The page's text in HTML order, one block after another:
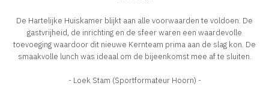
De Hartelijke Huiskamer blijkt aan alle voorwaarden te voldoen. De
gastvrijheid, de inrichting en de sfeer waren een waardevolle
toevoeging waardoor dit nieuwe Kernteam prima aan de slag kon. De
smaakvolle lunch was ideaal om de bijeenkomst mee af te sluiten.
- Loek Stam (Sportformateur Hoorn) -